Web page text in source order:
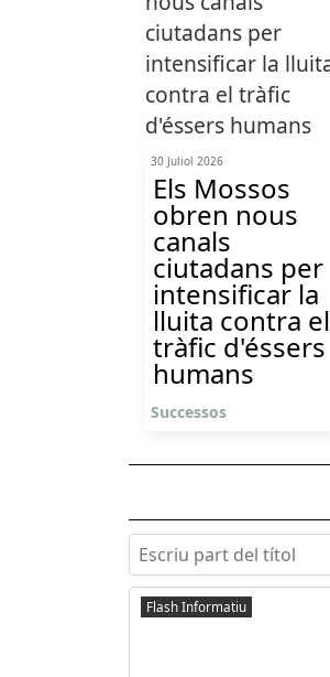
30 Juliol 2026
Els Mossos
obren nous
canals
ciutadans per
intensificar la
lluita contra el
tràfic d'éssers
humans
Successos
Escriu part del títol
Flash Informatiu